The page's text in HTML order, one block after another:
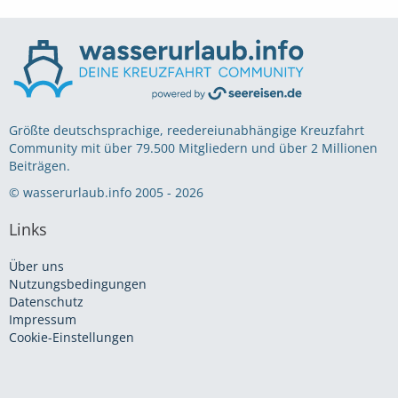
Größte deutschsprachige, reedereiunabhängige Kreuzfahrt
Community mit über 79.500 Mitgliedern und über 2 Millionen
Beiträgen.
© wasserurlaub.info 2005 - 2026
Links
Über uns
Nutzungsbedingungen
Datenschutz
Impressum
Cookie-Einstellungen